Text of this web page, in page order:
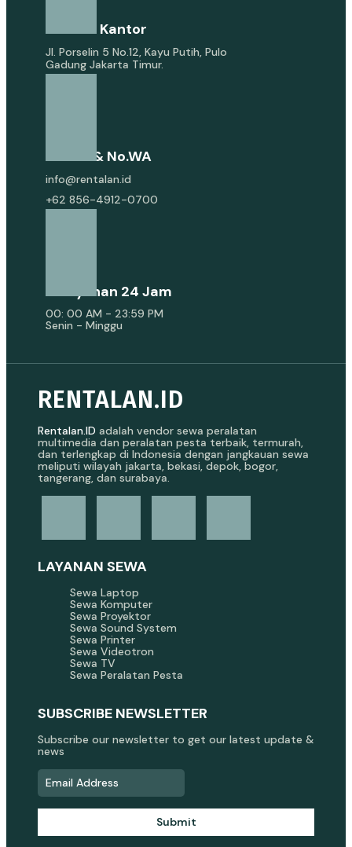
Alamat Kantor
Jl. Porselin 5 No.12, Kayu Putih, Pulo
Gadung Jakarta Timur.
E-Mail & No.WA
info@rentalan.id
+62 856-4912-0700
Pelayanan 24 Jam
00: 00 AM - 23:59 PM
Senin - Minggu
RENTALAN.ID
Rentalan.ID adalah vendor sewa peralatan
multimedia dan peralatan pesta terbaik, termurah,
dan terlengkap di Indonesia dengan jangkauan sewa
meliputi wilayah jakarta, bekasi, depok, bogor,
tangerang, dan surabaya.
LAYANAN SEWA
Sewa Laptop
Sewa Komputer
Sewa Proyektor
Sewa Sound System
Sewa Printer
Sewa Videotron
Sewa TV
Sewa Peralatan Pesta
SUBSCRIBE NEWSLETTER
Subscribe our newsletter to get our latest update &
news
Submit